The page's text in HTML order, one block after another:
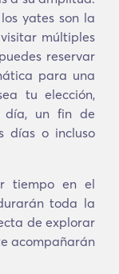
yates son la
múltiples
reservar
para una
tu elección,
día, un fin de
días o incluso
tiempo en el
toda la
de explorar
acompañarán